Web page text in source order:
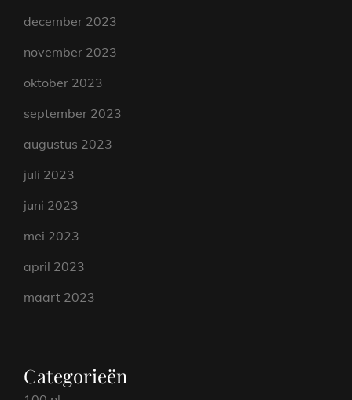
december 2023
november 2023
oktober 2023
september 2023
augustus 2023
juli 2023
juni 2023
mei 2023
april 2023
maart 2023
Categorieën